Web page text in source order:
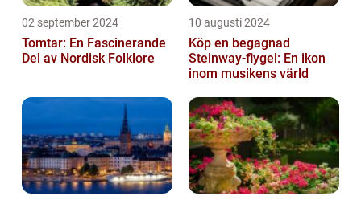
02 september 2024
Tomtar: En Fascinerande
Del av Nordisk Folklore
10 augusti 2024
Köp en begagnad
Steinway-flygel: En ikon
inom musikens värld